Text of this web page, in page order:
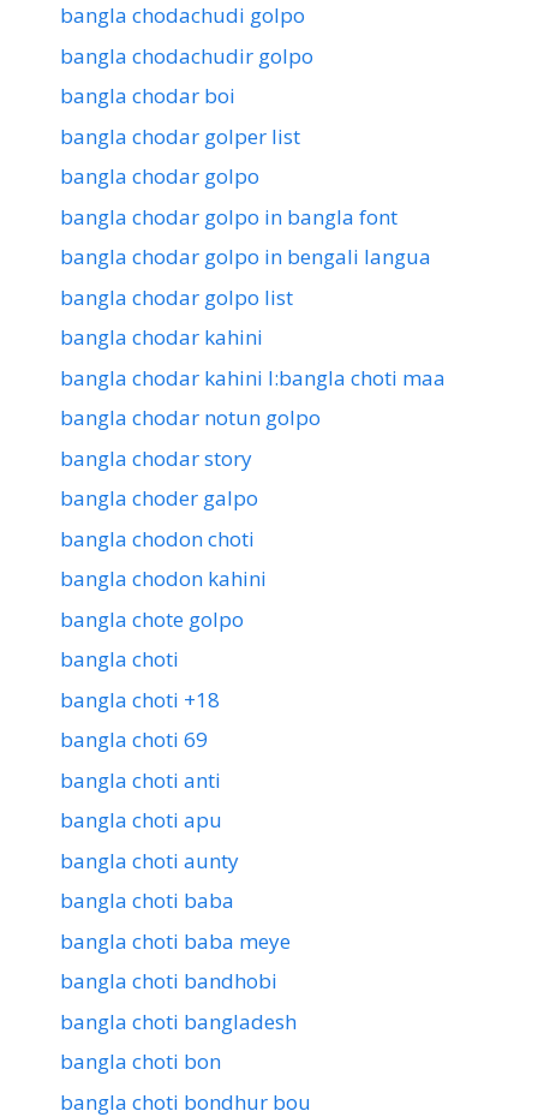
bangla chodachudi golpo
bangla chodachudir golpo
bangla chodar boi
bangla chodar golper list
bangla chodar golpo
bangla chodar golpo in bangla font
bangla chodar golpo in bengali langua
bangla chodar golpo list
bangla chodar kahini
bangla chodar kahini l:bangla choti maa
bangla chodar notun golpo
bangla chodar story
bangla choder galpo
bangla chodon choti
bangla chodon kahini
bangla chote golpo
bangla choti
bangla choti +18
bangla choti 69
bangla choti anti
bangla choti apu
bangla choti aunty
bangla choti baba
bangla choti baba meye
bangla choti bandhobi
bangla choti bangladesh
bangla choti bon
bangla choti bondhur bou